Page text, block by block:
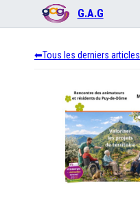
G.A.G
Tous les derniers articles